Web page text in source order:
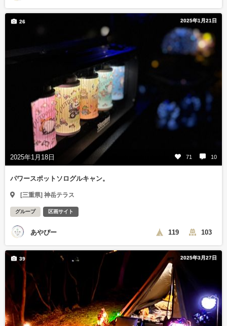
2025年1月21日
2025年1月18日 71 10
26
パワースポットソログルキャン。
[三重県] 神岳テラス
グループ 区画サイト
あやぴー 119 103
2025年3月27日
39